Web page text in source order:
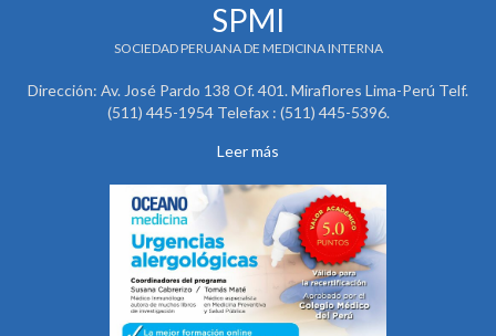
SPMI
SOCIEDAD PERUANA DE MEDICINA INTERNA
Dirección: Av. José Pardo 138 Of. 401. Miraflores Lima-Perú Telf.
(511) 445-1954 Telefax : (511) 445-5396.
Leer más